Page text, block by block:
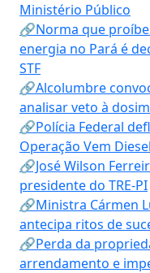
Ministério Público
🔗Norma que
energia no Pará é
STF
🔗Alcolumbre
analisar veto à
🔗Polícia Federal
Operação Vem Diesel
🔗José Wilson
presidente do TRE-PI
🔗Ministra Cármen
antecipa ritos de
🔗Perda da
arrendamento e